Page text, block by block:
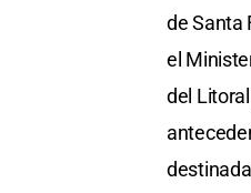
de Santa
el
del